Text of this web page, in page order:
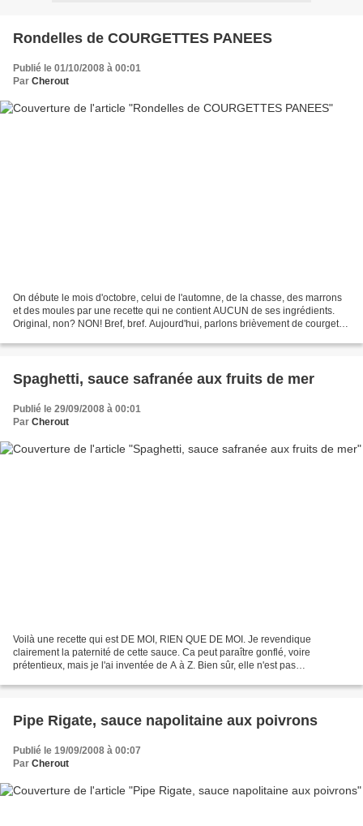
Rondelles de COURGETTES PANEES
Publié le 01/10/2008 à 00:01
Par Cherout
On débute le mois d'octobre, celui de l'automne, de la chasse, des marrons
et des moules par une recette qui ne contient AUCUN de ses ingrédients.
Original, non? NON! Bref, bref. Aujourd'hui, parlons brièvement de courgette.
Spaghetti, sauce safranée aux fruits de mer
Publié le 29/09/2008 à 00:01
Par Cherout
Voilà une recette qui est DE MOI, RIEN QUE DE MOI. Je revendique
clairement la paternité de cette sauce. Ca peut paraître gonflé, voire
prétentieux, mais je l'ai inventée de A à Z. Bien sûr, elle n'est pas
Pipe Rigate, sauce napolitaine aux poivrons
Publié le 19/09/2008 à 00:07
Par Cherout